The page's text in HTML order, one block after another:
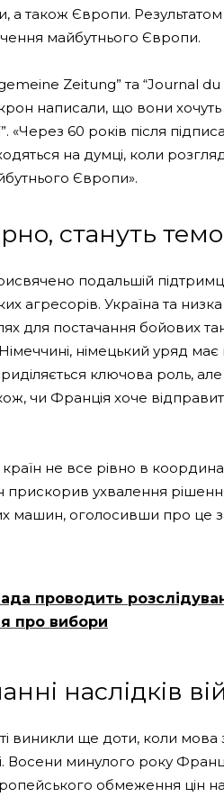
а також Європи. Результатом
майбутнього Європи.
Zeitung” та “Journal
написали, що вони
«Через 60 років після
на думці, коли
Європи».
стануть
подальшій підтримці
агресорів. Україна та
для постачання бойових
німецький уряд
ключова роль,
чи Франція хоче
не все рівно в
прискорив ухвалення
машин, оголосивши про це
проводить
про вибори
наслідків
виникли ще доти, коли
Восени минулого року
обмеження цін